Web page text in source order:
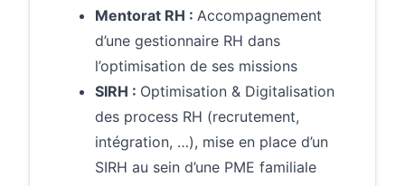
Mentorat RH : Accompagnement
d’une gestionnaire RH dans
l’optimisation de ses missions
SIRH : Optimisation & Digitalisation
des process RH (recrutement,
intégration, …), mise en place d’un
SIRH au sein d’une PME familiale